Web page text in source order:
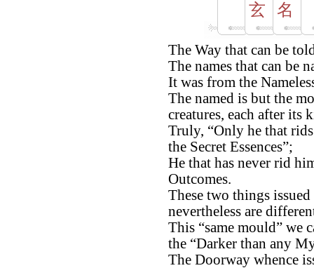
玄
名
The Way that can be
The names that can be
It was from the
The named is but the
creatures, each after its
Truly, “Only he that
the Secret Essences”;
He that has never rid
Outcomes.
These two things
nevertheless are
This “same mould” we
the “Darker than any
The Doorway whence